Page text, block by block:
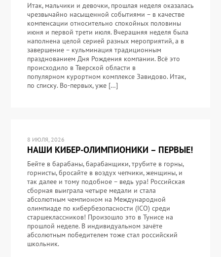
Итак, мальчики и девочки, прошлая неделя оказалась
чрезвычайно насыщенной событиями – в качестве
компенсации относительно спокойных половины
июня и первой трети июля. Вчерашняя неделя была
наполнена целой серией разных мероприятий, а в
завершение – кульминация традиционным
празднованием Дня Рождения компании. Всё это
происходило в Тверской области в
популярном курортном комплексе Завидово. Итак,
по списку. Во-первых, уже […]
8 ИЮЛЯ, 2026
НАШИ КИБЕР-ОЛИМПИОНИКИ – ПЕРВЫЕ!
Бейте в барабаны, барабанщики, трубите в горны,
горнисты, бросайте в воздух чепчики, женщины, и
так далее и тому подобное – ведь ура! Российская
сборная выиграла четыре медали и стала
абсолютным чемпионом на Международной
олимпиаде по кибербезопасности (ICO) среди
старшеклассников! Произошло это в Тунисе на
прошлой неделе. В индивидуальном зачёте
абсолютным победителем тоже стал российский
школьник.